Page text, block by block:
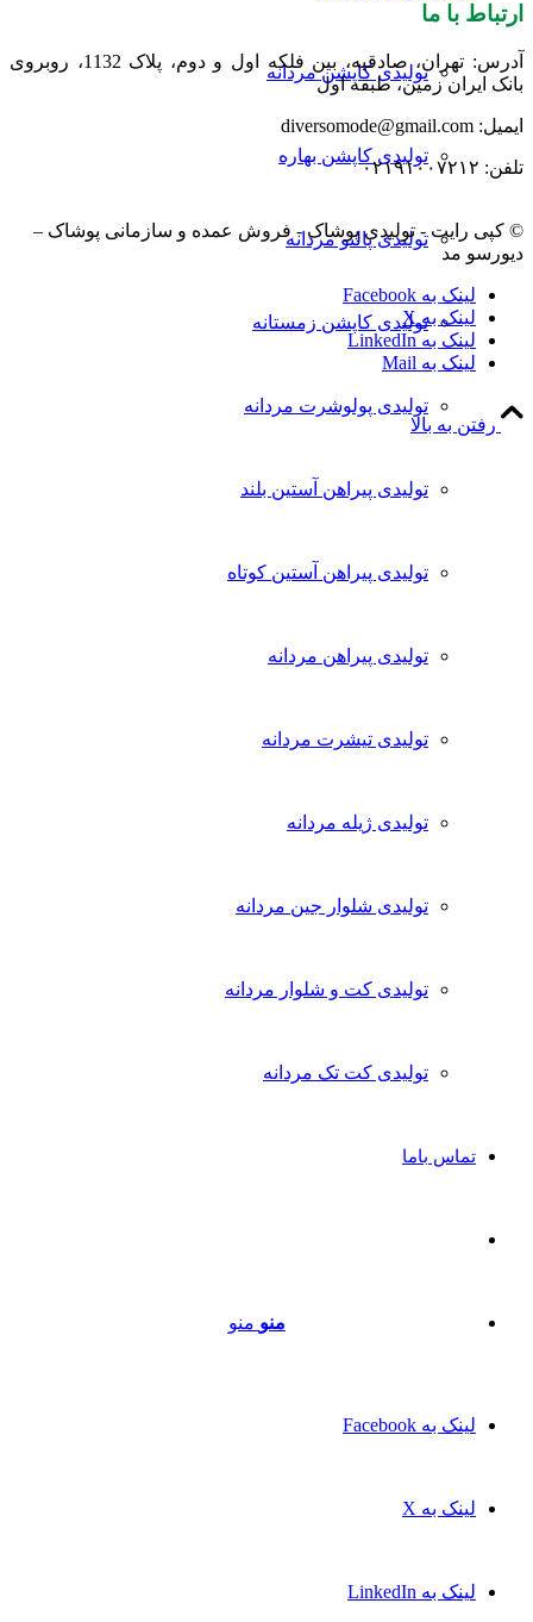
تولیدی کاپشن مردانه
تولیدی کاپشن بهاره
تولیدی پالتو مردانه
تولیدی کاپشن زمستانه
تولیدی پولوشرت مردانه
تولیدی پیراهن آستین بلند
تولیدی پیراهن آستین کوتاه
تولیدی پیراهن مردانه
تولیدی تیشرت مردانه
تولیدی ژیله مردانه
تولیدی شلوار جین مردانه
تولیدی کت و شلوار مردانه
تولیدی کت تک مردانه
تماس باما
منو منو
لینک به Facebook
لینک به X
لینک به LinkedIn
ارتباط با ما
آدرس: تهران، صادقیه، بین فلکه اول و دوم، پلاک 1132، روبروی
بانک ایران زمین، طبقه اول
ایمیل: diversomode@gmail.com
تلفن: ۰۲۱۹۱۰۰۷۲۱۲
© کپی رایت - تولیدی پوشاک - فروش عمده و سازمانی پوشاک –
دیورسو مد
لینک به Facebook
لینک به X
لینک به LinkedIn
لینک به Mail
رفتن به بالا